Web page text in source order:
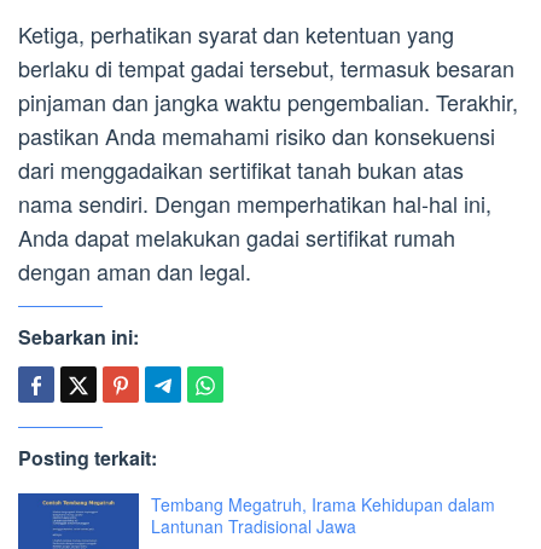
Ketiga, perhatikan syarat dan ketentuan yang
berlaku di tempat gadai tersebut, termasuk besaran
pinjaman dan jangka waktu pengembalian. Terakhir,
pastikan Anda memahami risiko dan konsekuensi
dari menggadaikan sertifikat tanah bukan atas
nama sendiri. Dengan memperhatikan hal-hal ini,
Anda dapat melakukan gadai sertifikat rumah
dengan aman dan legal.
Sebarkan ini:
Posting terkait:
Tembang Megatruh, Irama Kehidupan dalam
Lantunan Tradisional Jawa